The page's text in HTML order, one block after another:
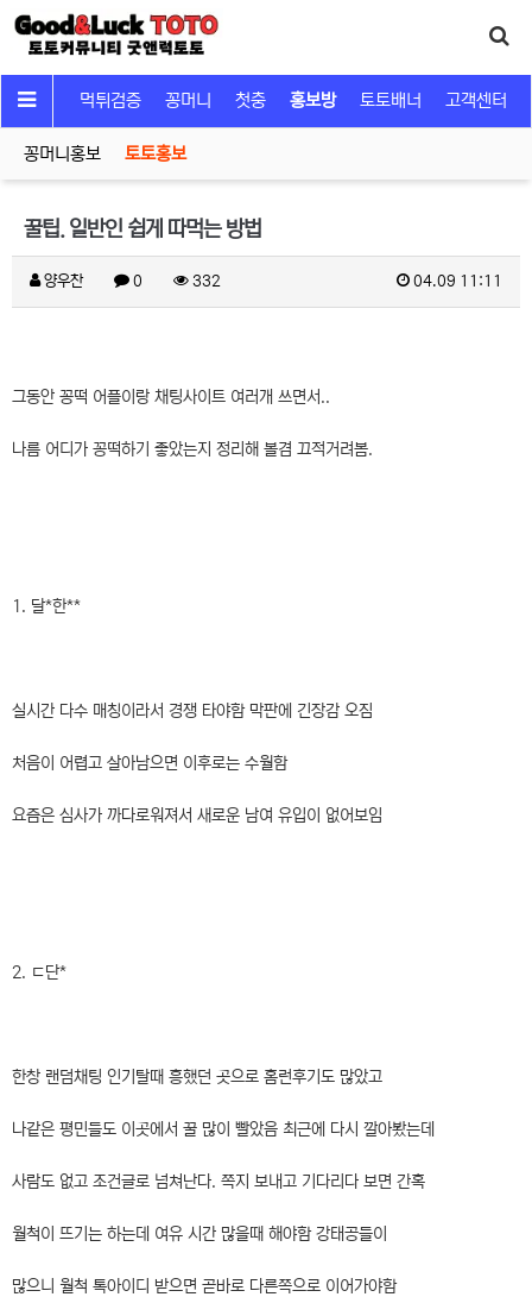
뮤니티 먹튀검증 꽁머니 첫충 홍보방 토토배너 고객센터
꽁머니홍보 토토홍보
꿀팁. 일반인 쉽게 따먹는 방법
양우찬 0 332 04.09 11:11
그동안 꽁떡 어플이랑 채팅사이트 여러개 쓰면서..
나름 어디가 꽁떡하기 좋았는지 정리해 볼겸 끄적거려봄.
1. 달*한**
실시간 다수 매칭이라서 경쟁 타야함 막판에 긴장감 오짐
처음이 어렵고 살아남으면 이후로는 수월함
요즘은 심사가 까다로워져서 새로운 남여 유입이 없어보임
2. ㄷ단*
한창 랜덤채팅 인기탈때 흥했던 곳으로 홈런후기도 많았고
나같은 평민들도 이곳에서 꿀 많이 빨았음 최근에 다시 깔아봤는데
사람도 없고 조건글로 넘쳐난다. 쪽지 보내고 기다리다 보면 간혹
월척이 뜨기는 하는데 여유 시간 많을때 해야함 강태공들이
많으니 월척 톡아이디 받으면 곧바로 다른쪽으로 이어가야함